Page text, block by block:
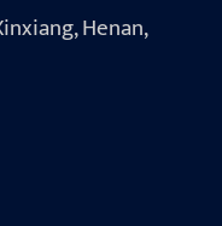
Henan,